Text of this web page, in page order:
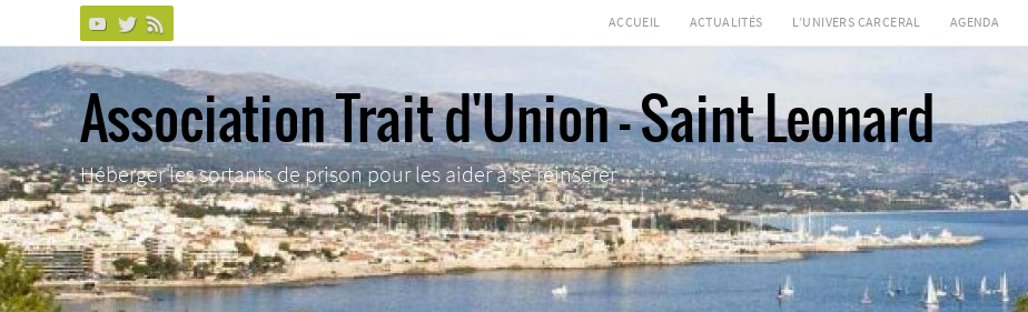
vers
le
contenu
ACCUEIL ACTUALITÉS L’UNIVERS CARCERAL AGENDA
Association Trait d'Union - Saint Leonard
Héberger les sortants de prison pour les aider à se réinsérer ...